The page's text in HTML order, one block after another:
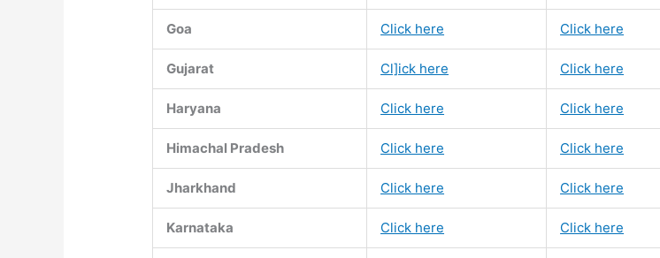
Goa Click here Click here
Gujarat Cl]ick here Click here
Haryana Click here Click here
Himachal Pradesh Click here Click here
Jharkhand Click here Click here
Karnataka Click here Click here